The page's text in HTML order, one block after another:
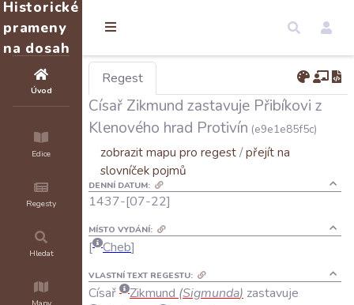
Historické
prameny
na dosah
Úvod
Edice
Regesty
Hledat
Regest
Císař Zikmund zastavuje Přibíkovi z
Klenového hrad Protivín (e9e1e85f5c)
zobrazit mapu pro regest/přejít na
slovníček pojmů
DENNÍ DATUM:
1437-[07-22]
MÍSTO VYDÁNÍ:
Cheb
VLASTNÍ TEXT REGESTU:
Císař Zikmund (Sigmunda) zastavuje